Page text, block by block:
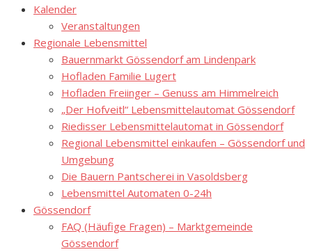
Kalender
Veranstaltungen
Regionale Lebensmittel
Bauernmarkt Gössendorf am Lindenpark
Hofladen Familie Lugert
Hofladen Freiinger – Genuss am Himmelreich
„Der Hofveitl“ Lebensmittelautomat Gössendorf
Riedisser Lebensmittelautomat in Gössendorf
Regional Lebensmittel einkaufen – Gössendorf und
Umgebung
Die Bauern Pantscherei in Vasoldsberg
Lebensmittel Automaten 0-24h
Gössendorf
FAQ (Häufige Fragen) – Marktgemeinde
Gössendorf